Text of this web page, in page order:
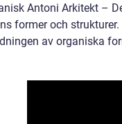
Antoni Arkitekt –
former och
av organiska